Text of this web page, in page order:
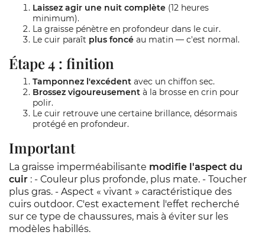
Laissez agir une nuit complète (12 heures
minimum).
La graisse pénètre en profondeur dans le cuir.
Le cuir paraît plus foncé au matin — c'est normal.
Étape 4 : finition
Tamponnez l'excédent avec un chiffon sec.
Brossez vigoureusement à la brosse en crin pour
polir.
Le cuir retrouve une certaine brillance, désormais
protégé en profondeur.
Important
La graisse imperméabilisante modifie l'aspect du
cuir : - Couleur plus profonde, plus mate. - Toucher
plus gras. - Aspect « vivant » caractéristique des
cuirs outdoor. C'est exactement l'effet recherché
sur ce type de chaussures, mais à éviter sur les
modèles habillés.